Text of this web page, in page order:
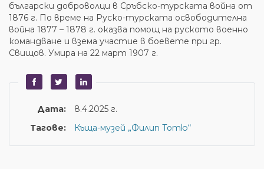
български доброволци в Сръбско-турската война от
1876 г. По време на Руско-турската освободителна
война 1877 – 1878 г. оказва помощ на руското военно
командване и взема участие в боевете при гр.
Свищов. Умира на 22 март 1907 г.
Дата:
8.4.2025 г.
Тагове:
Къща-музей „Филип Тотю“